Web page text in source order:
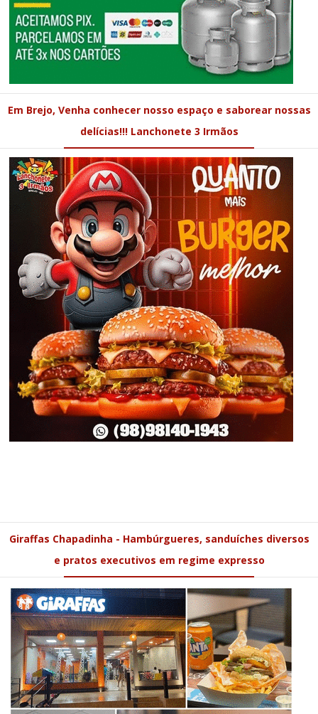
Em Brejo, Venha conhecer nosso espaço e saborear nossas
delícias!!! Lanchonete 3 Irmãos
Giraffas Chapadinha - Hambúrgueres, sanduíches diversos
e pratos executivos em regime expresso